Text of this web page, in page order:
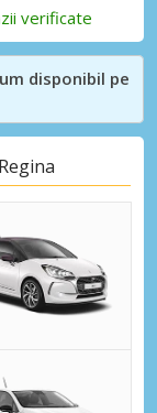
verificate
disponibil pe